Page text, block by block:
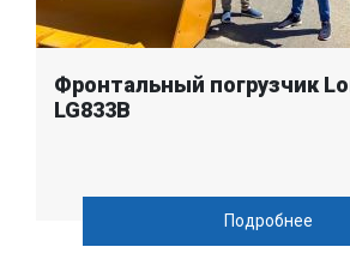
Фронтальный погрузчик
LG833B
Подробнее